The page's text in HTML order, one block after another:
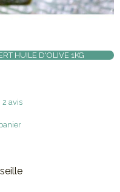
HUILE D'OLIVE 1KG
2 avis